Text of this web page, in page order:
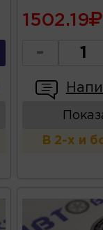
1502.19
-
В 2-х и